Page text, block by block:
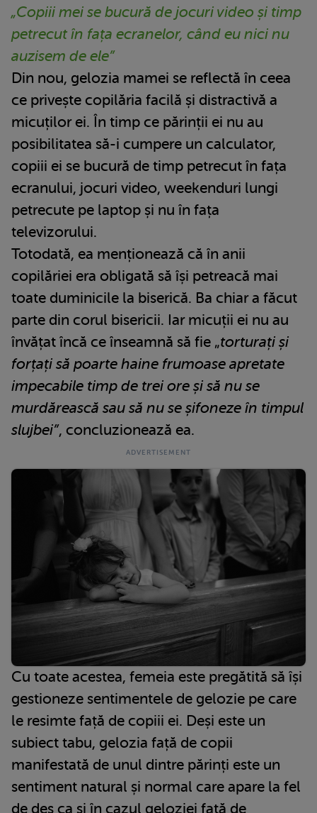
„Copiii mei se bucură de jocuri video și timp
petrecut în fața ecranelor, când eu nici nu
auzisem de ele”
Din nou, gelozia mamei se reflectă în ceea
ce privește copilăria facilă și distractivă a
micuților ei. În timp ce părinții ei nu au
posibilitatea să-i cumpere un calculator,
copiii ei se bucură de timp petrecut în fața
ecranului, jocuri video, weekenduri lungi
petrecute pe laptop și nu în fața
televizorului.
Totodată, ea menționează că în anii
copilăriei era obligată să își petreacă mai
toate duminicile la biserică. Ba chiar a făcut
parte din corul bisericii. Iar micuții ei nu au
învățat încă ce înseamnă să fie „torturați și
forțați să poarte haine frumoase apretate
impecabile timp de trei ore și să nu se
murdărească sau să nu se șifoneze în timpul
slujbei”, concluzionează ea.
Cu toate acestea, femeia este pregătită să își
gestioneze sentimentele de gelozie pe care
le resimte față de copiii ei. Deși este un
subiect tabu, gelozia față de copii
manifestată de unul dintre părinți este un
sentiment natural și normal care apare la fel
de des ca și în cazul geloziei față de